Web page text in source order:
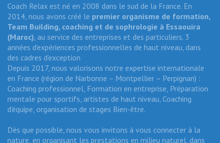
Coach Relax est né en 2008 dans le sud de la France. En
2014, nous avons créé le premier organisme de formation,
Team Building, coaching et de sophrologie à Essaouira
(Maroc) , au service des entreprises et des particuliers. 3
années d’expériences professionnelles de haut niveau, dans
des cadres d’exception
Depuis 2017, nous valorisons notre expertise internationale
en France (région de Narbonne – Montpellier – Perpignan) :
Coaching professionnel, Formation en entreprise, Préparation
mentale pour sportifs, artistes de haut niveau, Coaching
d’équipe, organisation de stages Bien-être.
Dès que possible, nous vous invitons à vous connecter à la
nature, en organisant les prestations en milieu naturel, dans